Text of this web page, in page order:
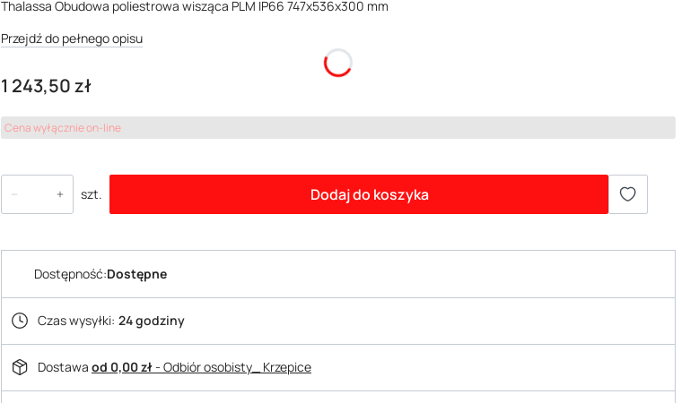
Thalassa Obudowa poliestrowa wisząca PLM IP66 747x536x300 mm
Przejdź do pełnego opisu
Cena
1 243,50 zł
Cena wyłącznie on-line
szt. Dodaj do koszyka
Dostępność:Dostępne
Czas wysyłki: 24 godziny
Dostawa od 0,00 zł- Odbiór osobisty_ Krzepice